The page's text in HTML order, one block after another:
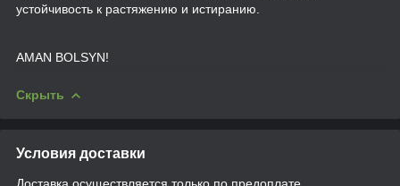
устойчивость к растяжению и истиранию.
AMAN BOLSYN!
Скрыть
Условия доставки
Доставка осуществляется только по предоплате.